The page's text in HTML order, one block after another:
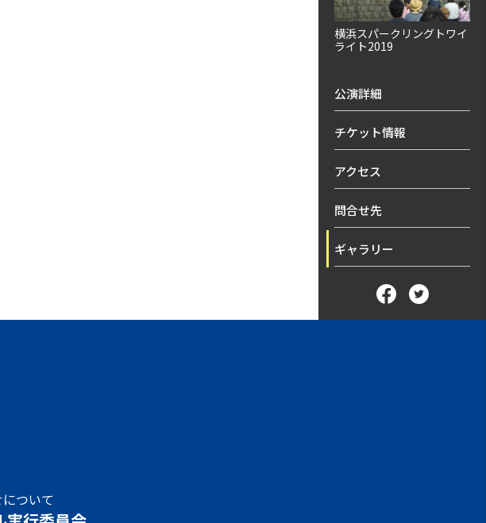
横浜スパークリングトワイ
ライト2019
公演詳細
チケット情報
アクセス
問合せ先
ギャラリー
ついて